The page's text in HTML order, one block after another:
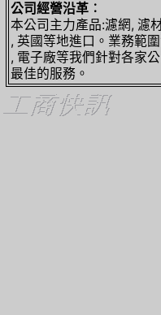
公司經營沿革︰
本公司主力產品:濾網, 濾
, 英國等地進口。業務範
, 電子廠等我們針對各家
最佳的服務。